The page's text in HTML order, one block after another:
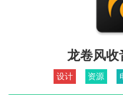
龙卷风收
设计 资源